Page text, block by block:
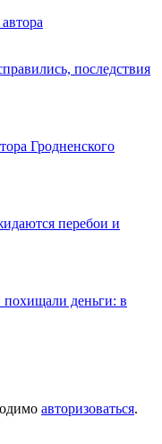
последствия
Гродненского
перебои и
деньги: в
авторизоваться.